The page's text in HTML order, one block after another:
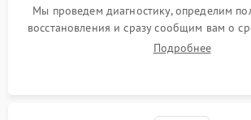
Мы проведем диагностику, определим
восстановления и сразу сообщим вам о
Подробнее